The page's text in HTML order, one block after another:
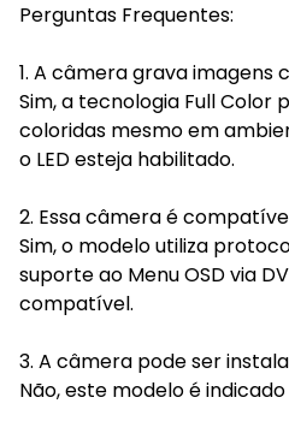
Perguntas Frequentes:
1. A câmera grava imagens
Sim, a tecnologia Full Color
coloridas mesmo em
o LED esteja habilitado.
2. Essa câmera é
Sim, o modelo utiliza
suporte ao Menu OSD via
compatível.
3. A câmera pode ser
Não, este modelo é